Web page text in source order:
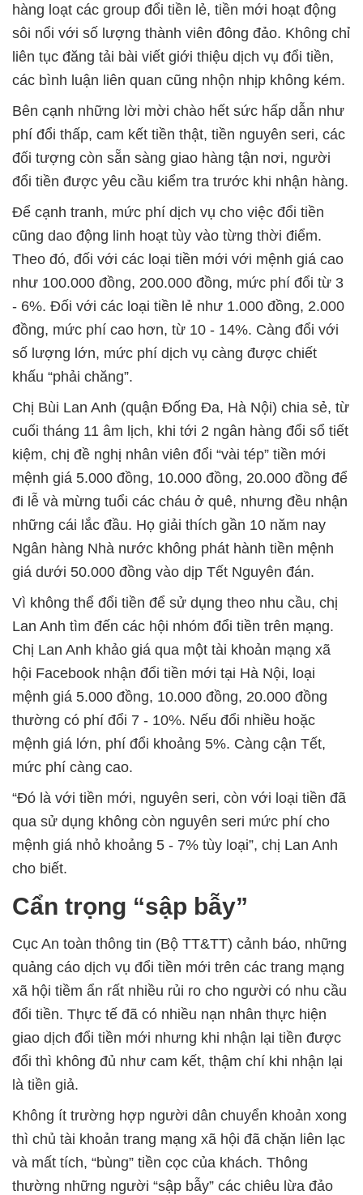
hàng loạt các group đổi tiền lẻ, tiền mới hoạt động
sôi nổi với số lượng thành viên đông đảo. Không chỉ
liên tục đăng tải bài viết giới thiệu dịch vụ đổi tiền,
các bình luận liên quan cũng nhộn nhịp không kém.
Bên cạnh những lời mời chào hết sức hấp dẫn như
phí đổi thấp, cam kết tiền thật, tiền nguyên seri, các
đối tượng còn sẵn sàng giao hàng tận nơi, người
đổi tiền được yêu cầu kiểm tra trước khi nhận hàng.
Để cạnh tranh, mức phí dịch vụ cho việc đổi tiền
cũng dao động linh hoạt tùy vào từng thời điểm.
Theo đó, đối với các loại tiền mới với mệnh giá cao
như 100.000 đồng, 200.000 đồng, mức phí đổi từ 3
- 6%. Đối với các loại tiền lẻ như 1.000 đồng, 2.000
đồng, mức phí cao hơn, từ 10 - 14%. Càng đổi với
số lượng lớn, mức phí dịch vụ càng được chiết
khấu “phải chăng”.
Chị Bùi Lan Anh (quận Đống Đa, Hà Nội) chia sẻ, từ
cuối tháng 11 âm lịch, khi tới 2 ngân hàng đổi sổ tiết
kiệm, chị đề nghị nhân viên đổi “vài tép” tiền mới
mệnh giá 5.000 đồng, 10.000 đồng, 20.000 đồng để
đi lễ và mừng tuổi các cháu ở quê, nhưng đều nhận
những cái lắc đầu. Họ giải thích gần 10 năm nay
Ngân hàng Nhà nước không phát hành tiền mệnh
giá dưới 50.000 đồng vào dịp Tết Nguyên đán.
Vì không thể đổi tiền để sử dụng theo nhu cầu, chị
Lan Anh tìm đến các hội nhóm đổi tiền trên mạng.
Chị Lan Anh khảo giá qua một tài khoản mạng xã
hội Facebook nhận đổi tiền mới tại Hà Nội, loại
mệnh giá 5.000 đồng, 10.000 đồng, 20.000 đồng
thường có phí đổi 7 - 10%. Nếu đổi nhiều hoặc
mệnh giá lớn, phí đổi khoảng 5%. Càng cận Tết,
mức phí càng cao.
“Đó là với tiền mới, nguyên seri, còn với loại tiền đã
qua sử dụng không còn nguyên seri mức phí cho
mệnh giá nhỏ khoảng 5 - 7% tùy loại”, chị Lan Anh
cho biết.
Cẩn trọng “sập bẫy”
Cục An toàn thông tin (Bộ TT&TT) cảnh báo, những
quảng cáo dịch vụ đổi tiền mới trên các trang mạng
xã hội tiềm ẩn rất nhiều rủi ro cho người có nhu cầu
đổi tiền. Thực tế đã có nhiều nạn nhân thực hiện
giao dịch đổi tiền mới nhưng khi nhận lại tiền được
đổi thì không đủ như cam kết, thậm chí khi nhận lại
là tiền giả.
Không ít trường hợp người dân chuyển khoản xong
thì chủ tài khoản trang mạng xã hội đã chặn liên lạc
và mất tích, “bùng” tiền cọc của khách. Thông
thường những người “sập bẫy” các chiêu lừa đảo